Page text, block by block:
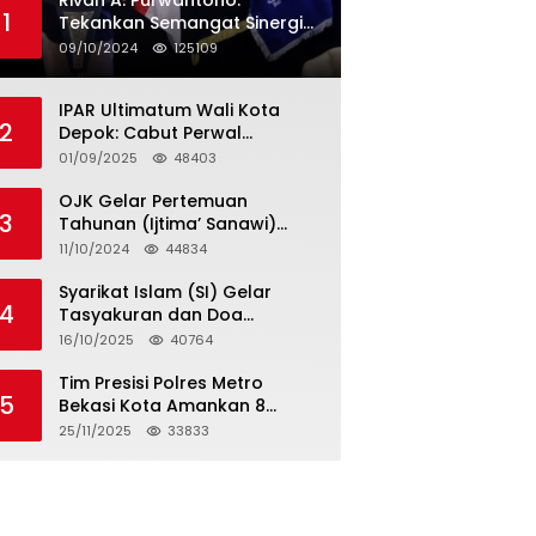
1
Tekankan Semangat Sinergi
dan Kolaborasi dalam
Rakernas Serikat Pekerja Jasa
09/10/2024 125109
2
IPAR Ultimatum Wali Kota
Depok: Cabut Perwal
Tunjangan DPRD Rp40 Juta
Aksi Rakyat
01/09/2025 48403
3
OJK Gelar Pertemuan
Tahunan (Ijtima’ Sanawi)
Dewan Pengawas Syariah
11/10/2024 44834
Syarikat Islam (SI) Gelar
Tasyakuran dan Doa
Bersama Organisasi
16/10/2025 40764
Tim Presisi Polres Metro
Bekasi Kota Amankan 8
Remaja Diduga Hendak
25/11/2025 33833